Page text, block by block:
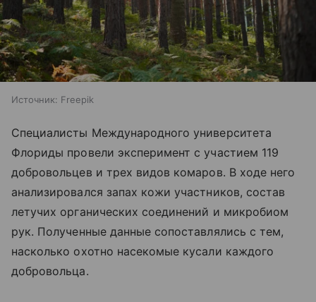
Источник: Freepik
Специалисты Международного университета
Флориды провели эксперимент с участием 119
добровольцев и трех видов комаров. В ходе него
анализировался запах кожи участников, состав
летучих органических соединений и микробиом
рук. Полученные данные сопоставлялись с тем,
насколько охотно насекомые кусали каждого
добровольца.